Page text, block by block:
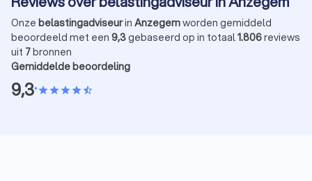
Onze belastingadviseurin Anzegemworden gemiddeld
beoordeeld met een 9,3gebaseerd op in totaal1.806reviews
uit 7bronnen
Gemiddelde beoordeling
9,3•starstarstarstarstar_half